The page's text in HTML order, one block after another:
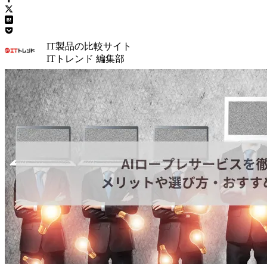
IT製品の比較サイト
ITトレンド 編集部